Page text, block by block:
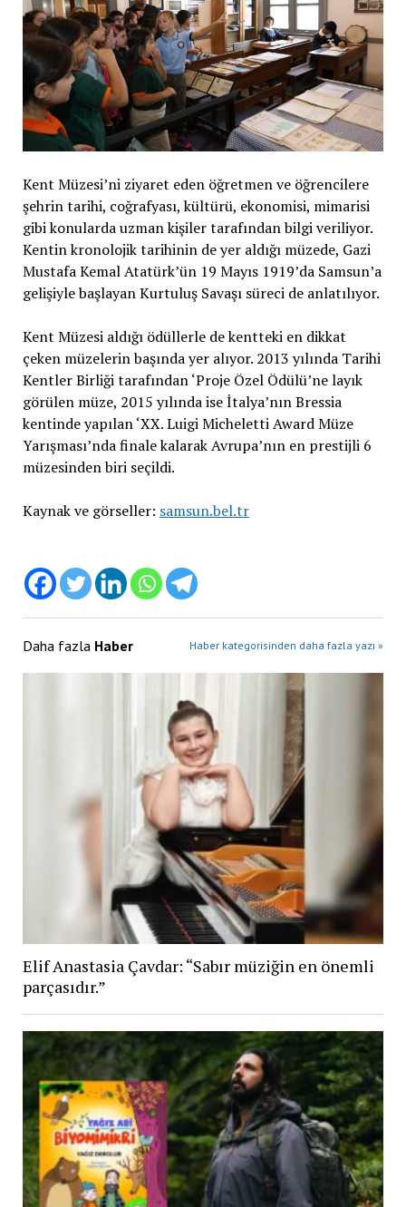
Kent Müzesi’ni ziyaret eden öğretmen ve öğrencilere
şehrin tarihi, coğrafyası, kültürü, ekonomisi, mimarisi
gibi konularda uzman kişiler tarafından bilgi veriliyor.
Kentin kronolojik tarihinin de yer aldığı müzede, Gazi
Mustafa Kemal Atatürk’ün 19 Mayıs 1919’da Samsun’a
gelişiyle başlayan Kurtuluş Savaşı süreci de anlatılıyor.
Kent Müzesi aldığı ödüllerle de kentteki en dikkat
çeken müzelerin başında yer alıyor. 2013 yılında Tarihi
Kentler Birliği tarafından ‘Proje Özel Ödülü’ne layık
görülen müze, 2015 yılında ise İtalya’nın Bressia
kentinde yapılan ‘XX. Luigi Micheletti Award Müze
Yarışması’nda finale kalarak Avrupa’nın en prestijli 6
müzesinden biri seçildi.
Kaynak ve görseller: samsun.bel.tr
Daha fazla Haber Haber kategorisinden daha fazla yazı »
Elif Anastasia Çavdar: “Sabır müziğin en önemli
parçasıdır.”